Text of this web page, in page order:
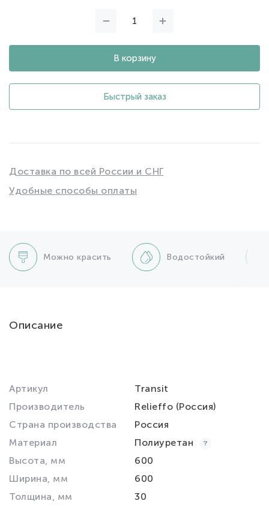
В корзину
Быстрый заказ
Доставка по всей России и СНГ
Удобные способы оплаты
Можно красить Водостойкий
Описание
Артикул
Transit
Производитель
Relieffo (Россия)
Страна производства
Россия
Материал
Полиуретан
Высота, мм
600
Ширина, мм
600
Толщина, мм
30